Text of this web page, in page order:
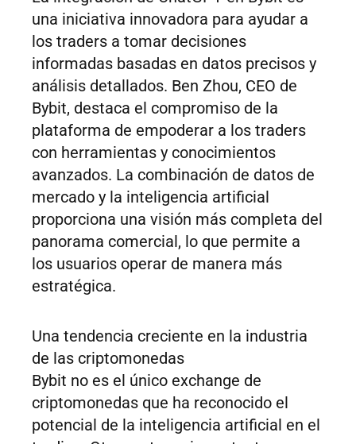
una iniciativa innovadora para ayudar a
los traders a tomar decisiones
informadas basadas en datos precisos y
análisis detallados. Ben Zhou, CEO de
Bybit, destaca el compromiso de la
plataforma de empoderar a los traders
con herramientas y conocimientos
avanzados. La combinación de datos de
mercado y la inteligencia artificial
proporciona una visión más completa del
panorama comercial, lo que permite a
los usuarios operar de manera más
estratégica.
Una tendencia creciente en la industria
de las criptomonedas
Bybit no es el único exchange de
criptomonedas que ha reconocido el
potencial de la inteligencia artificial en el